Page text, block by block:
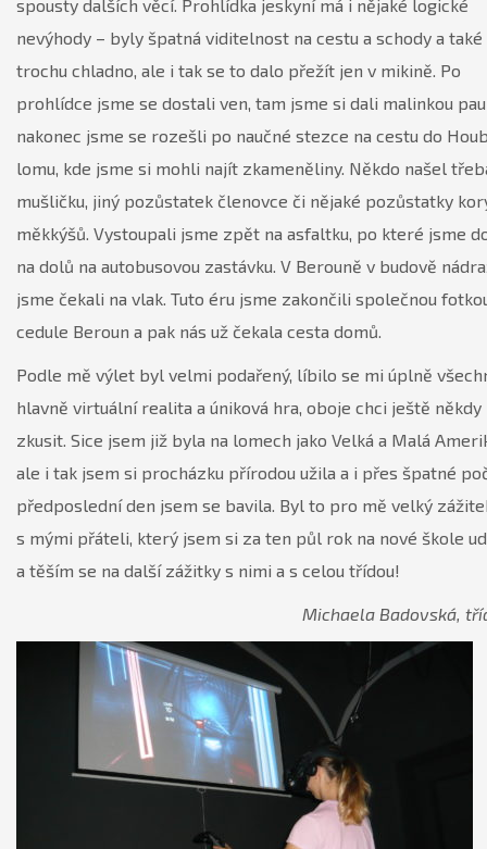
spousty dalších věcí. Prohlídka jeskyní má i nějaké logické
nevýhody – byly špatná viditelnost na cestu a schody a také
trochu chladno, ale i tak se to dalo přežít jen v mikině. Po
prohlídce jsme se dostali ven, tam jsme si dali malinkou
nakonec jsme se rozešli po naučné stezce na cestu do
lomu, kde jsme si mohli najít zkameněliny. Někdo našel
mušličku, jiný pozůstatek členovce či nějaké pozůstatky
měkkýšů. Vystoupali jsme zpět na asfaltku, po které jsme
na dolů na autobusovou zastávku. V Berouně v budově
jsme čekali na vlak. Tuto éru jsme zakončili společnou
cedule Beroun a pak nás už čekala cesta domů.
Podle mě výlet byl velmi podařený, líbilo se mi úplně
hlavně virtuální realita a úniková hra, oboje chci ještě někdy
zkusit. Sice jsem již byla na lomech jako Velká a Malá
ale i tak jsem si procházku přírodou užila a i přes špatné
předposlední den jsem se bavila. Byl to pro mě velký
s mými přáteli, který jsem si za ten půl rok na nové škole
a těším se na další zážitky s nimi a s celou třídou!
Michaela Badovská,